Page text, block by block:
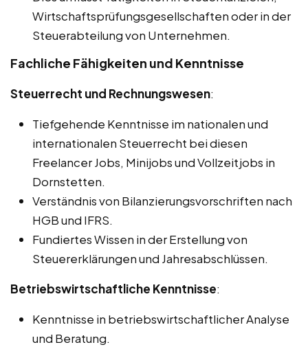
Wirtschaftsprüfungsgesellschaften oder in der
Steuerabteilung von Unternehmen.
Fachliche Fähigkeiten und Kenntnisse
Steuerrecht und Rechnungswesen:
Tiefgehende Kenntnisse im nationalen und
internationalen Steuerrecht bei diesen
Freelancer Jobs, Minijobs und Vollzeitjobs in
Dornstetten.
Verständnis von Bilanzierungsvorschriften nach
HGB und IFRS.
Fundiertes Wissen in der Erstellung von
Steuererklärungen und Jahresabschlüssen.
Betriebswirtschaftliche Kenntnisse:
Kenntnisse in betriebswirtschaftlicher Analyse
und Beratung.